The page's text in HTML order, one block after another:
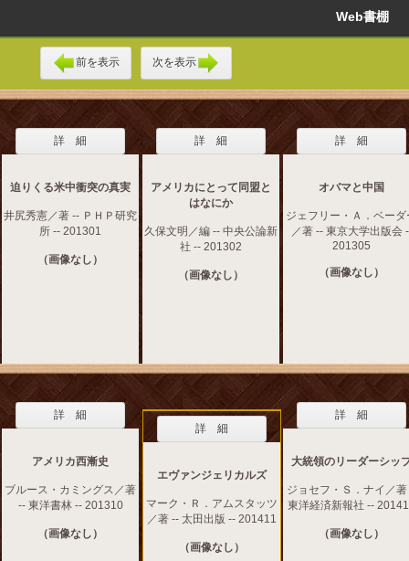
Web書棚
前を表示 次を表示
詳 細
迫りくる米中衝突の真実
井尻秀憲／著 -- ＰＨＰ研究
所 -- 201301
（画像なし）
詳 細
アメリカにとって同盟と
はなにか
久保文明／編 -- 中央公論新
社 -- 201302
（画像なし）
詳 細
オバマと中国
ジェフリー・Ａ．ベーダ
／著 -- 東京大学出版会
201305
（画像なし）
詳 細
アメリカ西漸史
ブルース・カミングス／著
-- 東洋書林 -- 201310
（画像なし）
詳 細
エヴァンジェリカルズ
マーク・Ｒ．アムスタッツ
／著 -- 太田出版 -- 201411
（画像なし）
詳 細
大統領のリーダーシッ
ジョセフ・Ｓ．ナイ／著
東洋経済新報社 --
（画像なし）